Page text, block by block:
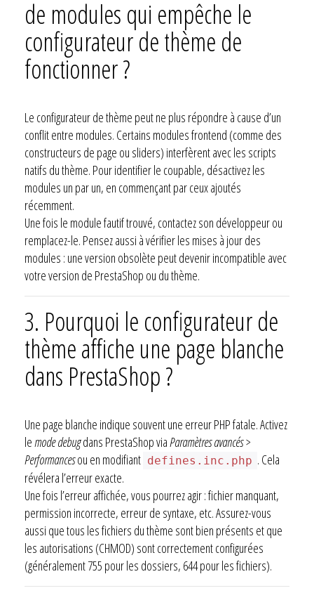
de modules qui empêche le
configurateur de thème de
fonctionner ?
Le configurateur de thème peut ne plus répondre à cause d’un
conflit entre modules. Certains modules frontend (comme des
constructeurs de page ou sliders) interfèrent avec les scripts
natifs du thème. Pour identifier le coupable, désactivez les
modules un par un, en commençant par ceux ajoutés
récemment.
Une fois le module fautif trouvé, contactez son développeur ou
remplacez-le. Pensez aussi à vérifier les mises à jour des
modules : une version obsolète peut devenir incompatible avec
votre version de PrestaShop ou du thème.
3. Pourquoi le configurateur de
thème affiche une page blanche
dans PrestaShop ?
Une page blanche indique souvent une erreur PHP fatale. Activez
le mode debugdans PrestaShop viaParamètres avancés >
Performancesou en modifiant defines.inc.php . Cela
révélera l’erreur exacte.
Une fois l’erreur affichée, vous pourrez agir : fichier manquant,
permission incorrecte, erreur de syntaxe, etc. Assurez-vous
aussi que tous les fichiers du thème sont bien présents et que
les autorisations (CHMOD) sont correctement configurées
(généralement 755 pour les dossiers, 644 pour les fichiers).